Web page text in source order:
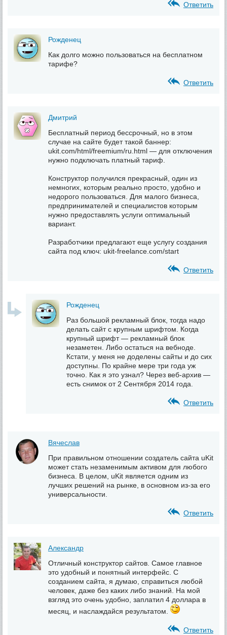
Ответить
Рожденец
Как долго можно пользоваться на бесплатном
тарифе?
Ответить
Дмитрий
Бесплатный период бессрочный, но в этом
случае на сайте будет такой баннер:
ukit.com/html/freemium/ru.html — для отключения
нужно подключать платный тариф.
Конструктор получился прекрасный, один из
немногих, которым реально просто, удобно и
недорого пользоваться. Для малого бизнеса,
предпринимателей и специалистов которым
нужно предоставлять услуги оптимальный
вариант.
Разработчики предлагают еще услугу создания
сайта под ключ: ukit-freelance.com/start
Ответить
Рожденец
Раз большой рекламный блок, тогда надо
делать сайт с крупным шрифтом. Когда
крупный шрифт — рекламный блок
незаметен. Либо остаться на вебноде.
Кстати, у меня не доделены сайты и до сих
доступны. По крайне мере три года уж
точно. Как я это узнал? Через веб-архив —
есть снимок от 2 Сентября 2014 года.
Ответить
Вячеслав
При правильном отношении создатель сайта uKit
может стать незаменимым активом для любого
бизнеса. В целом, uKit является одним из
лучших решений на рынке, в основном из-за его
универсальности.
Ответить
Александр
Отличный конструктор сайтов. Самое главное
это удобный и понятный интерфейс. С
созданием сайта, я думаю, справиться любой
человек, даже без каких либо знаний. На мой
взгляд это очень удобно, заплатил 4 доллара в
месяц, и наслаждайся результатом.
Ответить